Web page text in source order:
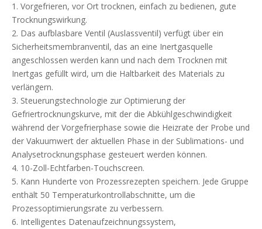
1. Vorgefrieren, vor Ort trocknen, einfach zu bedienen, gute
Trocknungswirkung.
2. Das aufblasbare Ventil (Auslassventil) verfügt über ein
Sicherheitsmembranventil, das an eine Inertgasquelle
angeschlossen werden kann und nach dem Trocknen mit
Inertgas gefüllt wird, um die Haltbarkeit des Materials zu
verlängern.
3. Steuerungstechnologie zur Optimierung der
Gefriertrocknungskurve, mit der die Abkühlgeschwindigkeit
während der Vorgefrierphase sowie die Heizrate der Probe und
der Vakuumwert der aktuellen Phase in der Sublimations- und
Analysetrocknungsphase gesteuert werden können.
4. 10-Zoll-Echtfarben-Touchscreen.
5. Kann Hunderte von Prozessrezepten speichern. Jede Gruppe
enthält 50 Temperaturkontrollabschnitte, um die
Prozessoptimierungsrate zu verbessern.
6. Intelligentes Datenaufzeichnungssystem,